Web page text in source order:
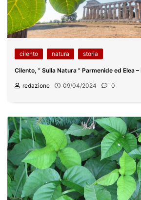
cilento natura storia
Cilento, ” Sulla Natura ” Parmenide ed Elea –
redazione 09/04/2024 0